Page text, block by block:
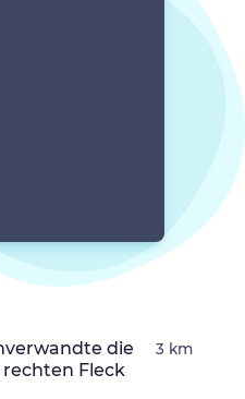
die
Fleck
3 km